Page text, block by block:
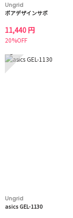
Ungrid
ボアデザインサボ
11,440 円
20%OFF
3
Ungrid
asics GEL-1130